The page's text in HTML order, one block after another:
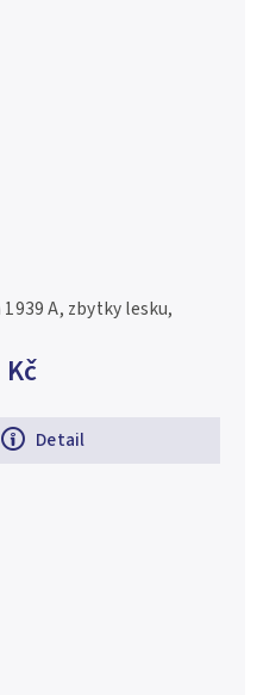
Detail
A, zbytky lesku,